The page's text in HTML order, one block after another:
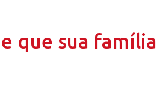
que sua família